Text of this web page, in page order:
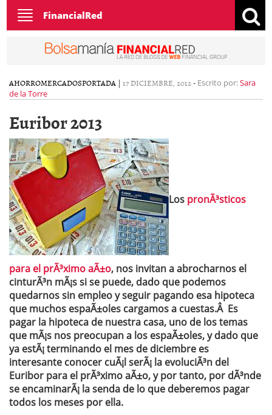
Toggle
navigation
FinancialRed
AHORROMERCADOSPORTADA | 17 DICIEMBRE, 2012- Escrito por:Sara
de la Torre
Euribor 2013
Los pronÃ³sticos
para el prÃ³ximo aÃ±o, nos invitan a abrocharnos el
cinturÃ³n mÃ¡s si se puede, dado que podemos
quedarnos sin empleo y seguir pagando esa hipoteca
que muchos espaÃ±oles cargamos a cuestas.Â Es
pagar la hipoteca de nuestra casa, uno de los temas
que mÃ¡s nos preocupan a los espaÃ±oles, y dado que
ya estÃ¡ terminando el mes de diciembre es
interesante conocer cuÃ¡l serÃ¡ la evoluciÃ³n del
Euribor para el prÃ³ximo aÃ±o, y por tanto, por dÃ³nde
se encaminarÃ¡ la senda de lo que deberemos pagar
todos los meses por ella.